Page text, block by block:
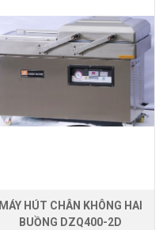
MÁY HÚT CHÂN KHÔNG HAI
BUỒNG DZQ400-2D